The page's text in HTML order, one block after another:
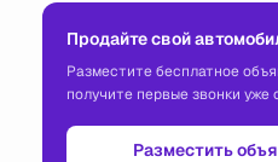
Продайте свой
Разместите бесплатное
получите первые звонки уже
Разместить